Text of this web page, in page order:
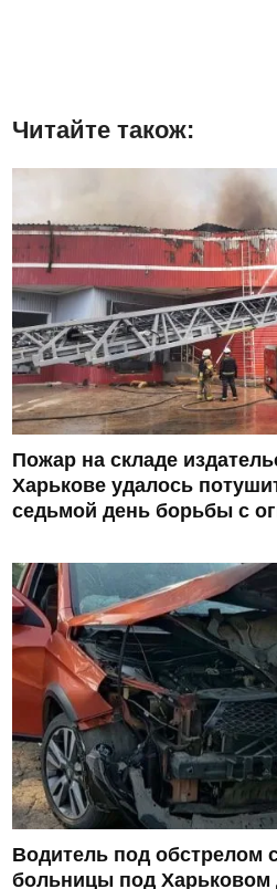
Читайте також:
Пожар на складе
Харькове удалось
седьмой день борьбы с
Водитель под обстрелом
больницы под Харьковом